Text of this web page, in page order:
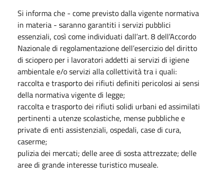
Si informa che - come previsto dalla vigente normativa
in materia - saranno garantiti i servizi pubblici
essenziali, così come individuati dall’art. 8 dell’Accordo
Nazionale di regolamentazione dell’esercizio del diritto
di sciopero per i lavoratori addetti ai servizi di igiene
ambientale e/o servizi alla collettività tra i quali:
raccolta e trasporto dei rifiuti definiti pericolosi ai sensi
della normativa vigente di legge;
raccolta e trasporto dei rifiuti solidi urbani ed assimilati
pertinenti a utenze scolastiche, mense pubbliche e
private di enti assistenziali, ospedali, case di cura,
caserme;
pulizia dei mercati; delle aree di sosta attrezzate; delle
aree di grande interesse turistico museale.